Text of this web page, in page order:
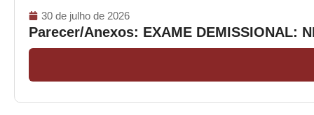
30 de julho de 2026
Parecer/Anexos: EXAME DEMISSIONAL: